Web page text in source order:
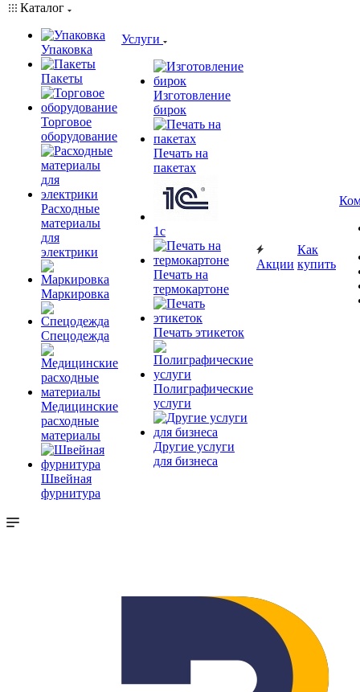
Каталог
Упаковка
Пакеты
Торговое
оборудование
Расходные
материалы
для
электрики
Маркировка
Спецодежда
Медицинские
расходные
материалы
Швейная
фурнитура
Услуги
Изготовление
бирок
Печать на
пакетах
1c
Печать на
термокартоне
Печать этикеток
Полиграфические
услуги
Другие услуги
для бизнеса
Акции
Как
купить